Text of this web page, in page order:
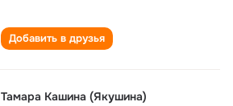
Добавить в друзья
Тамара Кашина (Якушина)